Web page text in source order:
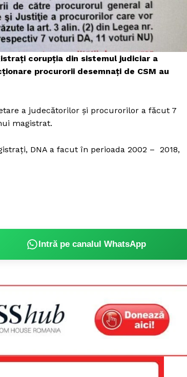
corupția din sistemul judiciar a
procurorii desemnați de CSM au
a judecătorilor și procurorilor a făcut 7
magistrat.
DNA a facut în perioada 2002 – 2018,
Intră pe canalul WhatsApp